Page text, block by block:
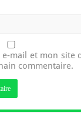
mail et mon site
commentaire.